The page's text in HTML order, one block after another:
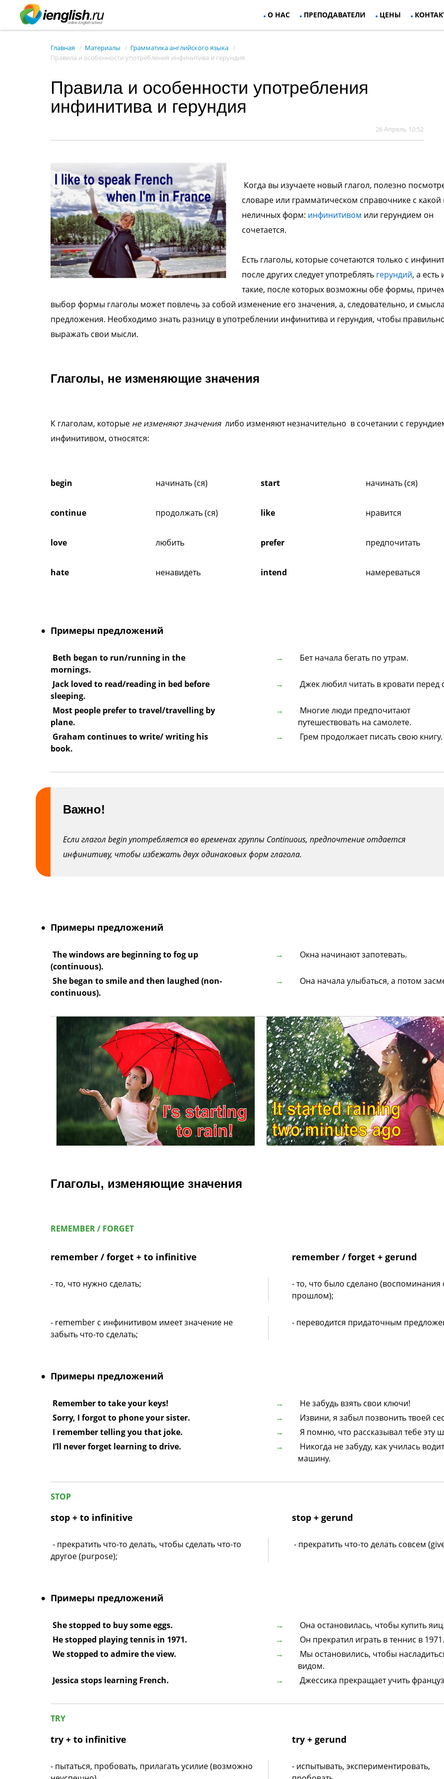
О НАС ПРЕПОДАВАТЕЛИ ЦЕНЫ
Главная Материалы
Грамматика английского языка
Правила и особенности употребления инфинитива и герундия
Правила и особенности употребления
инфинитива и герундия
26 Апрель 10:52
Когда вы изучаете новый глагол, полезно
словаре или грамматическом справочнике с какой
неличных форм: инфинитивом или герундием он
сочетается.
Есть глаголы, которые сочетаются только с
после других следует употреблять герундий, а есть
такие, после которых возможны обе формы,
выбор формы глаголы может повлечь за собой изменение его значения, а, следовательно, и
предложения. Необходимо знать разницу в употреблении инфинитива и герундия, чтобы
выражать свои мысли.
Глаголы, не изменяющие значения
К глаголам, которые не изменяют значениялибо изменяют незначительно в сочетании с
инфинитивом, относятся:
begin
continue
love
hate
начинать (ся)
продолжать (ся)
любить
ненавидеть
start
like
prefer
intend
начинать (ся)
нравится
предпочитать
намереваться
Примеры предложений
Beth began to run/running in the
mornings.
Бет начала бегать по утрам.
Jack loved to read/reading in bed before
sleeping.
Джек любил читать в кровати перед
Most people prefer to travel/travelling by
plane.
Многие люди предпочитают
путешествовать на самолете.
Graham continues to write/ writing his
book.
Грем продолжает писать свою книгу.
Важно!
Если глагол begin употребляется во временах группы Continuous, предпочтение отдается
инфинитиву, чтобы избежать двух одинаковых форм глагола.
Примеры предложений
The windows are beginning to fog up
(continuous).
Окна начинают запотевать.
She began to smile and then laughed (non-
continuous).
Она начала улыбаться, а потом
Глаголы, изменяющие значения
REMEMBER / FORGET
remember / forget + to infinitive remember / forget + gerund
- то, что нужно сделать;
- то, что было сделано (воспоминания
прошлом);
- remember с инфинитивом имеет значение не
забыть что-то сделать;
- переводится придаточным
Примеры предложений
Remember to take your keys!
Не забудь взять свои ключи!
Sorry, I forgot to phone your sister.
Извини, я забыл позвонить твоей
I remember telling you that joke.
Я помню, что рассказывал тебе эту
I’ll never forget learning to drive.
Никогда не забуду, как училась
машину.
STOP
stop + to infinitive stop + gerund
- прекратить что-то делать, чтобы сделать что-то
другое (purpose);
- прекратить что-то делать совсем
Примеры предложений
She stopped to buy some eggs.
Она остановилась, чтобы купить яиц.
He stopped playing tennis in 1971.
Он прекратил играть в теннис в 1971.
We stopped to admire the view.
Мы остановились, чтобы
видом.
Jessica stops learning French.
Джессика прекращает учить
TRY
try + to infinitive try + gerund
- пытаться, пробовать, прилагать усилие (возможно
- испытывать, экспериментировать,